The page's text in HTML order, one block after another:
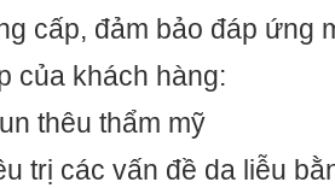
cấp, đảm bảo đáp ứng
của khách hàng:
thêu thẩm mỹ
trị các vấn đề da liễu